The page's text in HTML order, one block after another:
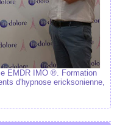
EMDR IMO ®. Formation
d'hypnose ericksonienne,